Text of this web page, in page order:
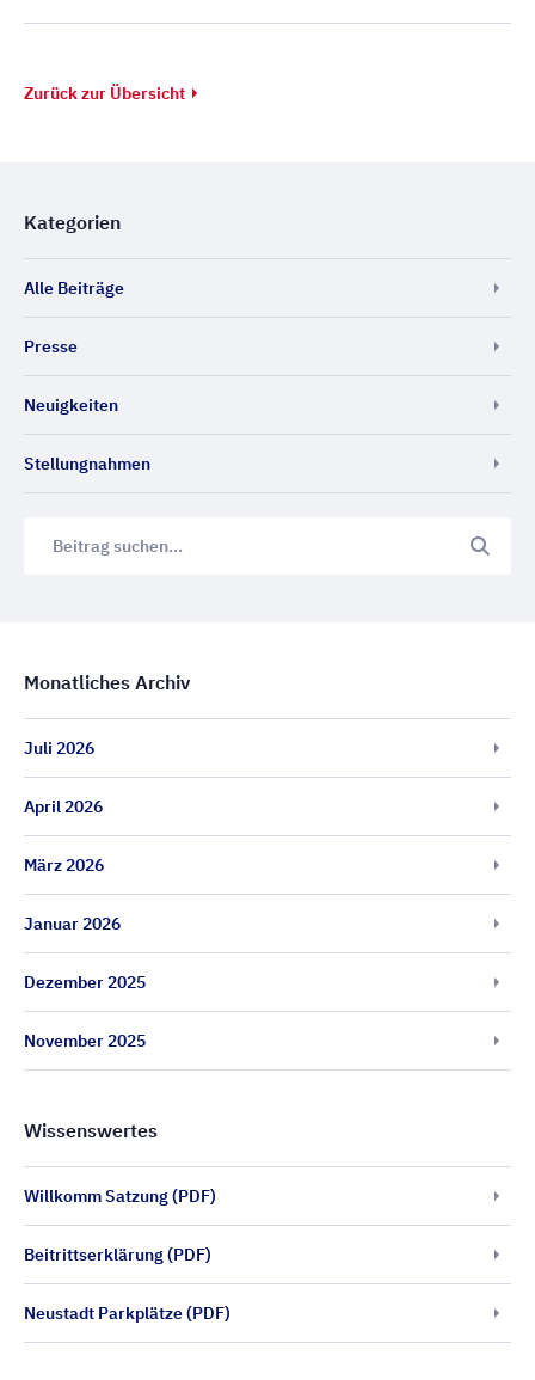
Zurück zur Übersicht
Kategorien
Alle Beiträge
Presse
Neuigkeiten
Stellungnahmen
Monatliches Archiv
Juli 2026
April 2026
März 2026
Januar 2026
Dezember 2025
November 2025
Wissenswertes
Willkomm Satzung (PDF)
Beitrittserklärung (PDF)
Neustadt Parkplätze (PDF)